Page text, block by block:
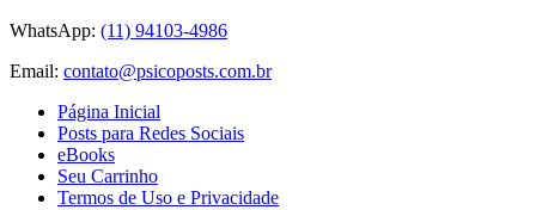
WhatsApp: (11) 94103-4986
Email: contato@psicoposts.com.br
Página Inicial
Posts para Redes Sociais
eBooks
Seu Carrinho
Termos de Uso e Privacidade